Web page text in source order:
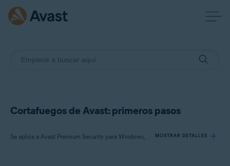
Cortafuegos de Avast: primeros pasos
Se aplica a Avast Premium Security para Windows, Avast Free Antivirus para Windows MOSTRAR DETALLES